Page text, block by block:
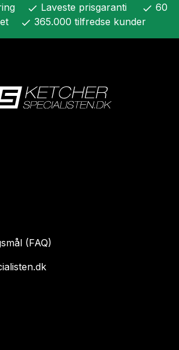
check Laveste prisgaranti check 60
check 365.000 tilfredse kunder
(FAQ)